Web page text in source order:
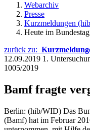
Webarchiv
Presse
Kurzmeldungen
Heute im
zurück zu:
12.09.2019 1.
1005/2019
Bamf fragte
Berlin: (hib/WID) Das
(Bamf) hat im Februar